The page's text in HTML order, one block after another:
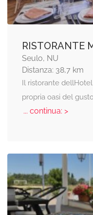
RISTORANTE
Seulo, NU
Distanza: 38,7 km
Il ristorante
propria oasi del
... continua: >